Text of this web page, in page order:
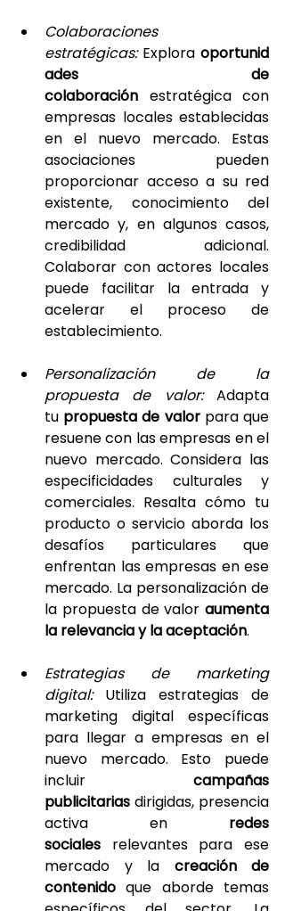
Colaboraciones
estratégicas: Explora oportunid
ades de
colaboración estratégica con
empresas locales establecidas
en el nuevo mercado. Estas
asociaciones pueden
proporcionar acceso a su red
existente, conocimiento del
mercado y, en algunos casos,
credibilidad adicional.
Colaborar con actores locales
puede facilitar la entrada y
acelerar el proceso de
establecimiento.
Personalización de la
propuesta de valor: Adapta
tu propuesta de valor para que
resuene con las empresas en el
nuevo mercado. Considera las
especificidades culturales y
comerciales. Resalta cómo tu
producto o servicio aborda los
desafíos particulares que
enfrentan las empresas en ese
mercado. La personalización de
la propuesta de valor aumenta
la relevancia y la aceptación.
Estrategias de marketing
digital: Utiliza estrategias de
marketing digital específicas
para llegar a empresas en el
nuevo mercado. Esto puede
incluir campañas
publicitarias dirigidas, presencia
activa en redes
sociales relevantes para ese
mercado y la creación de
contenido que aborde temas